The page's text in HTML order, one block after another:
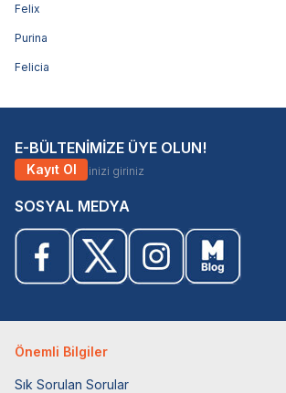
Felix
Purina
Felicia
E-BÜLTENİMİZE ÜYE OLUN!
Kayıt Ol
SOSYAL MEDYA
Önemli Bilgiler
Sık Sorulan Sorular